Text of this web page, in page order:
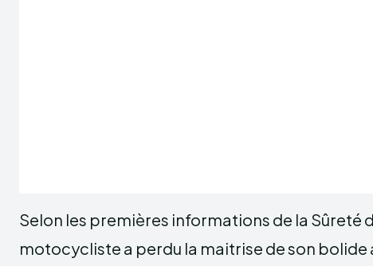
Selon les premières informations de la Sûreté
motocycliste a perdu la maitrise de son bolide